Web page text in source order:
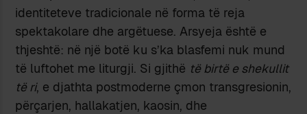
identiteteve tradicionale në forma të reja
spektakolare dhe argëtuese. Arsyeja është e
thjeshtë: në një botë ku s’ka blasfemi nuk mund
të luftohet me liturgji. Si gjithë të birtë e shekullit
të ri, e djathta postmoderne çmon transgresionin,
përçarjen, hallakatjen, kaosin, dhe